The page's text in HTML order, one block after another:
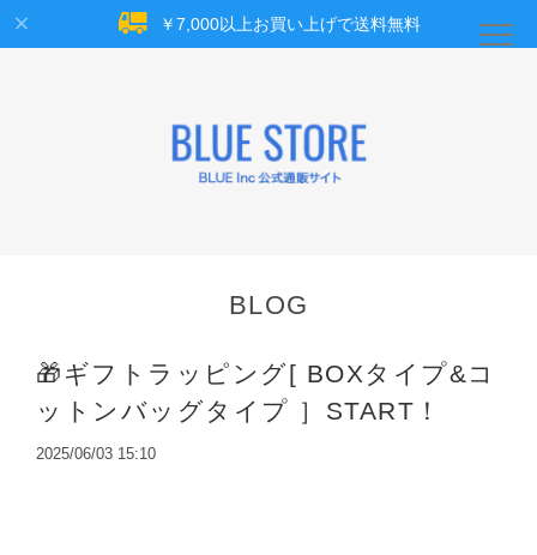
￥7,000以上お買い上げで送料無料
BLOG
🎁ギフトラッピング[ BOXタイプ&コ
ットンバッグタイプ ］START！
2025/06/03 15:10